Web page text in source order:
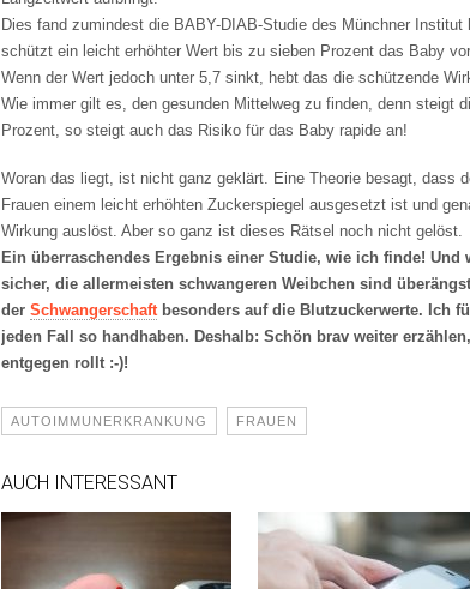
Dies fand zumindest die BABY-DIAB-Studie des Münchner Institut
schützt ein leicht erhöhter Wert bis zu sieben Prozent das Baby
Wenn der Wert jedoch unter 5,7 sinkt, hebt das die schützende
Wie immer gilt es, den gesunden Mittelweg zu finden, denn steigt
Prozent, so steigt auch das Risiko für das Baby rapide an!
Woran das liegt, ist nicht ganz geklärt. Eine Theorie besagt, dass
Frauen einem leicht erhöhten Zuckerspiegel ausgesetzt ist und
Wirkung auslöst. Aber so ganz ist dieses Rätsel noch nicht gelöst.
Ein überraschendes Ergebnis einer Studie, wie ich finde!
sicher, die allermeisten schwangeren Weibchen sind
der Schwangerschaftbesonders auf die Blutzuckerwerte. Ich
jeden Fall so handhaben. Deshalb: Schön brav weiter
entgegen rollt :-)!
AUTOIMMUNERKRANKUNG FRAUEN
AUCH INTERESSANT